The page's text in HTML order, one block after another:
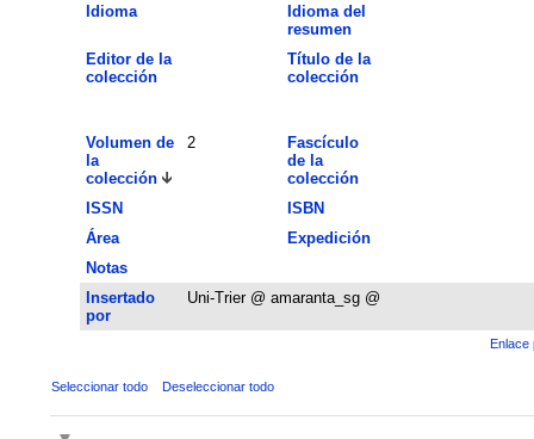
Idioma
Idioma del
resumen
Editor de la
colección
Título de la
colección
Volumen de
la
colección
2
Fascículo
de la
colección
ISSN
ISBN
Área
Expedición
Notas
Insertado
por
Uni-Trier @ amaranta_sg @
Enlace
Seleccionar todo Deseleccionar todo